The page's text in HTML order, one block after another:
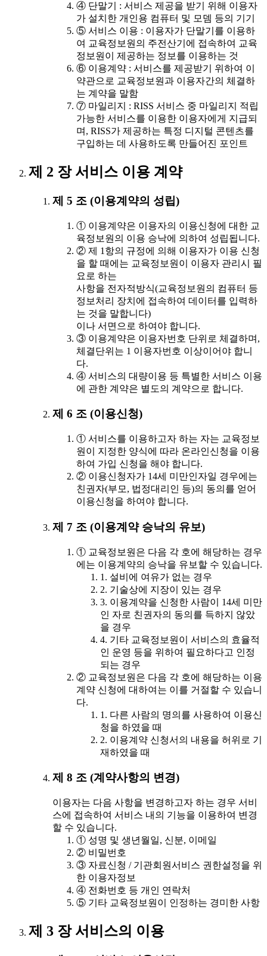
④ 단말기 : 서비스 제공을 받기 위해 이용자
가 설치한 개인용 컴퓨터 및 모뎀 등의 기기
⑤ 서비스 이용 : 이용자가 단말기를 이용하
여 교육정보원의 주전산기에 접속하여 교육
정보원이 제공하는 정보를 이용하는 것
⑥ 이용계약 : 서비스를 제공받기 위하여 이
약관으로 교육정보원과 이용자간의 체결하
는 계약을 말함
⑦ 마일리지 : RISS 서비스 중 마일리지 적립
가능한 서비스를 이용한 이용자에게 지급되
며, RISS가 제공하는 특정 디지털 콘텐츠를
구입하는 데 사용하도록 만들어진 포인트
제 2 장 서비스 이용 계약
제 5 조 (이용계약의 성립)
① 이용계약은 이용자의 이용신청에 대한 교
육정보원의 이용 승낙에 의하여 성립됩니다.
② 제 1항의 규정에 의해 이용자가 이용 신청
을 할 때에는 교육정보원이 이용자 관리시 필
요로 하는
사항을 전자적방식(교육정보원의 컴퓨터 등
정보처리 장치에 접속하여 데이터를 입력하
는 것을 말합니다)
이나 서면으로 하여야 합니다.
③ 이용계약은 이용자번호 단위로 체결하며,
체결단위는 1 이용자번호 이상이어야 합니
다.
④ 서비스의 대량이용 등 특별한 서비스 이용
에 관한 계약은 별도의 계약으로 합니다.
제 6 조 (이용신청)
① 서비스를 이용하고자 하는 자는 교육정보
원이 지정한 양식에 따라 온라인신청을 이용
하여 가입 신청을 해야 합니다.
② 이용신청자가 14세 미만인자일 경우에는
친권자(부모, 법정대리인 등)의 동의를 얻어
이용신청을 하여야 합니다.
제 7 조 (이용계약 승낙의 유보)
① 교육정보원은 다음 각 호에 해당하는 경우
에는 이용계약의 승낙을 유보할 수 있습니다.
1. 설비에 여유가 없는 경우
2. 기술상에 지장이 있는 경우
3. 이용계약을 신청한 사람이 14세 미만
인 자로 친권자의 동의를 득하지 않았
을 경우
4. 기타 교육정보원이 서비스의 효율적
인 운영 등을 위하여 필요하다고 인정
되는 경우
② 교육정보원은 다음 각 호에 해당하는 이용
계약 신청에 대하여는 이를 거절할 수 있습니
다.
1. 다른 사람의 명의를 사용하여 이용신
청을 하였을 때
2. 이용계약 신청서의 내용을 허위로 기
재하였을 때
제 8 조 (계약사항의 변경)
이용자는 다음 사항을 변경하고자 하는 경우 서비
스에 접속하여 서비스 내의 기능을 이용하여 변경
할 수 있습니다.
① 성명 및 생년월일, 신분, 이메일
② 비밀번호
③ 자료신청 / 기관회원서비스 권한설정을 위
한 이용자정보
④ 전화번호 등 개인 연락처
⑤ 기타 교육정보원이 인정하는 경미한 사항
제 3 장 서비스의 이용